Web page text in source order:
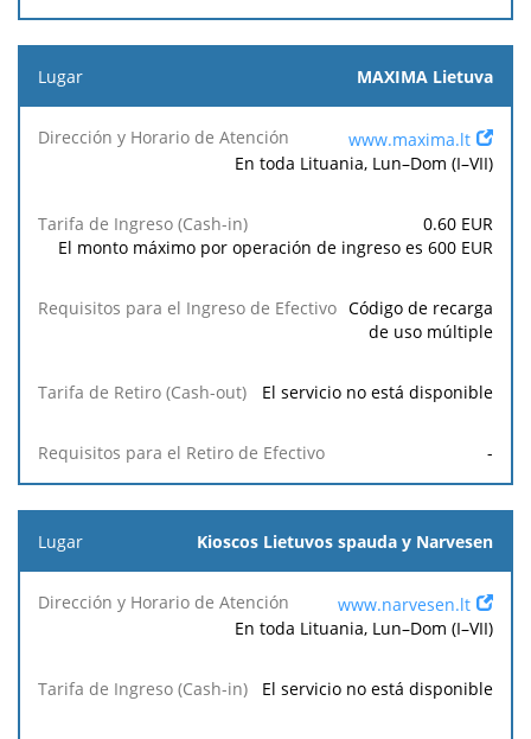
MAXIMA Lietuva
www.maxima.lt
En toda Lituania, Lun–Dom (I–VII)
0.60 EUR
El monto máximo por operación de ingreso es 600 EUR
Código de recarga
de uso múltiple
El servicio no está disponible
-
Kioscos Lietuvos spauda y Narvesen
www.narvesen.lt
En toda Lituania, Lun–Dom (I–VII)
El servicio no está disponible